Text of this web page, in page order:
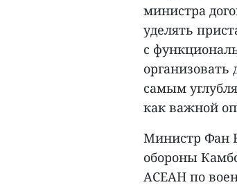
министра
уделять
с
организовать
самым
как важной
Министр Фан
обороны
АСЕАН по